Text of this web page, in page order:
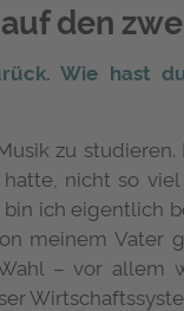
den
Wie hast
zu
nicht so
ich eigentlich
meinem
– vor allem